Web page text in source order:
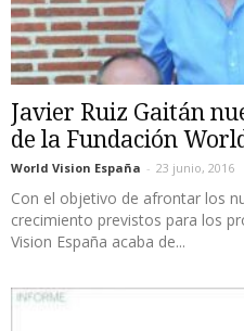
Javier Ruiz Gaitán
de la Fundación
World Vision España - 23 junio, 2016
Con el objetivo de afrontar los
crecimiento previstos para los
Vision España acaba de...